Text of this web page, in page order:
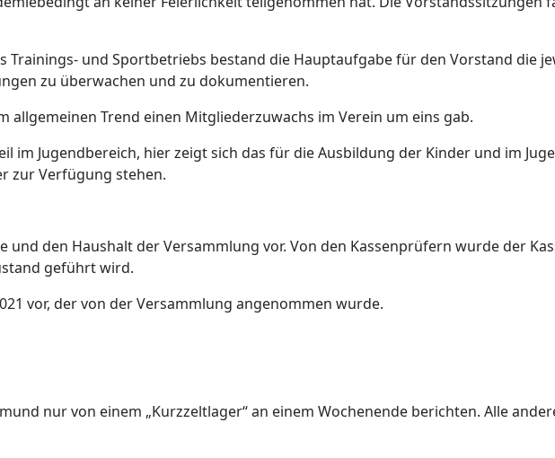
Trainings- und Sportbetriebs bestand die Hauptaufgabe für den Vorstand die
zu überwachen und zu dokumentieren.
allgemeinen Trend einen Mitgliederzuwachs im Verein um eins gab.
im Jugendbereich, hier zeigt sich das für die Ausbildung der Kinder und im
zur Verfügung stehen.
und den Haushalt der Versammlung vor. Von den Kassenprüfern wurde der
geführt wird.
vor, der von der Versammlung angenommen wurde.
nur von einem „Kurzzeltlager“ an einem Wochenende berichten. Alle